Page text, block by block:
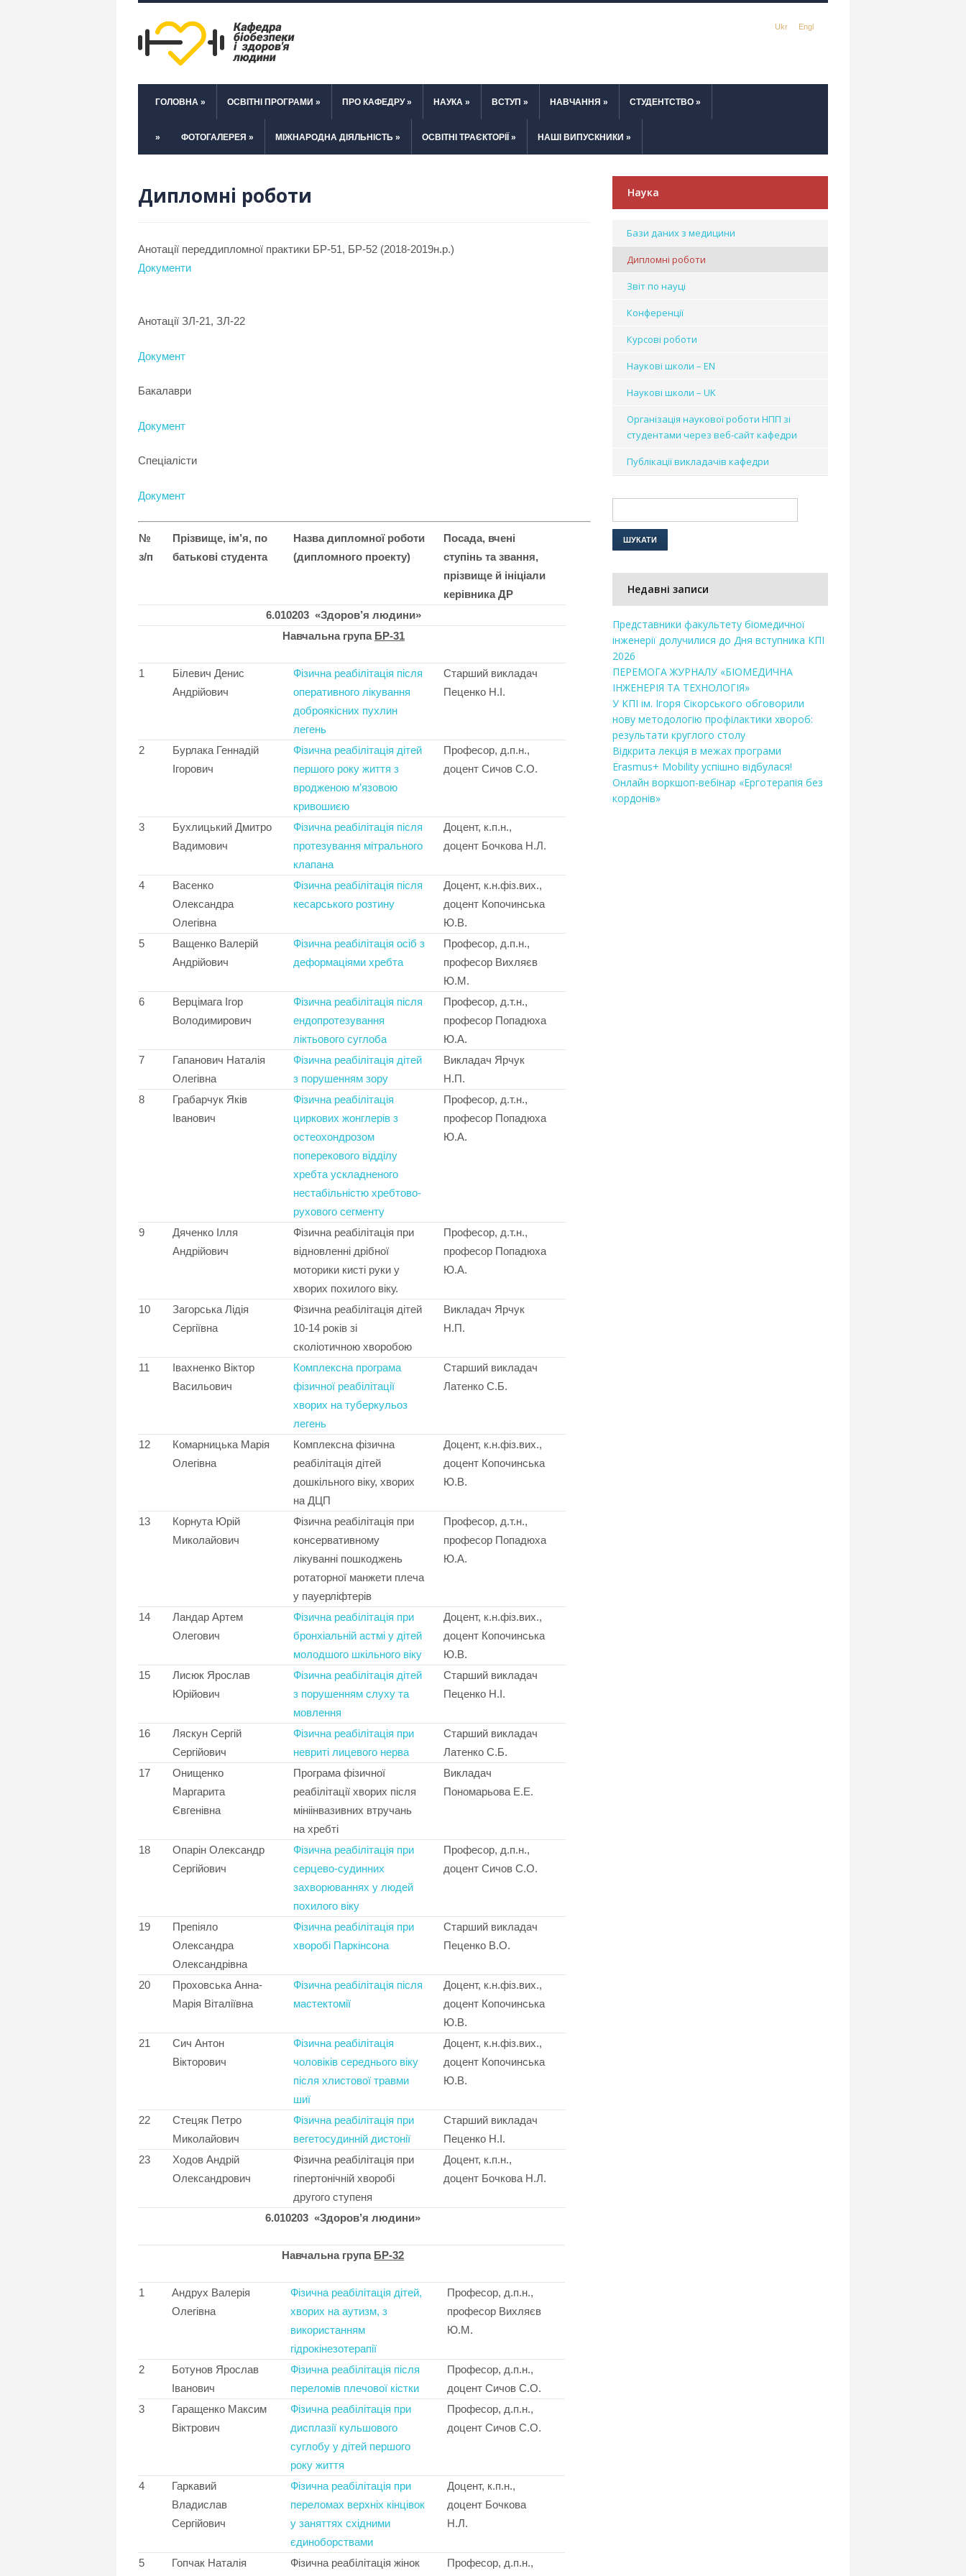
Ukr Engl
ГОЛОВНА » ОСВІТНІ ПРОГРАМИ » ПРО КАФЕДРУ» НАУКА » ВСТУП » НАВЧАННЯ » СТУДЕНТСТВО »
» ФОТОГАЛЕРЕЯ » МІЖНАРОДНА ДІЯЛЬНІСТЬ » ОСВІТНІ ТРАЄКТОРІЇ » НАШІ ВИПУСКНИКИ »
Дипломні роботи
Анотації переддипломної практики БР-51, БР-52 (2018-2019н.р.)
Документи
Анотації ЗЛ-21, ЗЛ-22
Документ
Бакалаври
Документ
Спеціалісти
Документ
№
з/п
Прізвище, ім’я, по
батькові студента
Назва дипломної роботи
(дипломного проекту)
Посада, вчені
ступінь та звання,
прізвище й ініціали
керівника ДР
6.010203 «Здоров’я людини»
Навчальна група БР-31
1
Білевич Денис
Андрійович
Фізична реабілітація після
оперативного лікування
доброякісних пухлин
легень
Старший викладач
Пеценко Н.І.
2
Бурлака Геннадій
Ігорович
Фізична реабілітація дітей
першого року життя з
вродженою м’язовою
кривошиєю
Професор, д.п.н.,
доцент Сичов С.О.
3
Бухлицький Дмитро
Вадимович
Фізична реабілітація після
протезування мітрального
клапана
Доцент, к.п.н.,
доцент Бочкова Н.Л.
4
Васенко
Олександра
Олегівна
Фізична реабілітація після
кесарського розтину
Доцент, к.н.фіз.вих.,
доцент Копочинська
Ю.В.
5
Ващенко Валерій
Андрійович
Фізична реабілітація осіб з
деформаціями хребта
Професор, д.п.н.,
професор Вихляєв
Ю.М.
6
Верцімага Ігор
Володимирович
Фізична реабілітація після
ендопро­тезу­ван­ня
ліктьового суглоба
Професор, д.т.н.,
професор Попадюха
Ю.А.
7
Гапанович Наталія
Олегівна
Фізична реабілітація дітей
з порушенням зору
Викладач Ярчук
Н.П.
8
Грабарчук Яків
Іванович
Фізична реабілітація
циркових жонглерів з
остеохон­дрозом
попереко­вого відділу
хребта ускладненого
нестабільністю хребтово-
рухового сегменту
Професор, д.т.н.,
професор Попадюха
Ю.А.
9
Дяченко Ілля
Андрійович
Фізична реабілітація при
відновленні дрібної
моторики кисті руки у
хворих похилого віку.
Професор, д.т.н.,
професор Попадюха
Ю.А.
10
Загорська Лідія
Сергіївна
Фізична реабілітація дітей
10-14 років зі
сколіотичною хворобою
Викладач Ярчук
Н.П.
11
Івахненко Віктор
Васильович
Комплексна програма
фізичної реабілітації
хворих на туберкульоз
легень
Старший викладач
Латенко С.Б.
12
Комарницька Марія
Олегівна
Комплексна фізична
реабілітація дітей
дошкільного віку, хворих
на ДЦП
Доцент, к.н.фіз.вих.,
доцент Копочинська
Ю.В.
13
Корнута Юрій
Миколайович
Фізична реабілітація при
консерватив­ному
лікуванні пошкоджень
ротаторної манжети плеча
у пауерліфтерів
Професор, д.т.н.,
професор Попадюха
Ю.А.
14
Ландар Артем
Олегович
Фізична реабілітація при
бронхіальній астмі у дітей
молодшого шкільного віку
Доцент, к.н.фіз.вих.,
доцент Копочинська
Ю.В.
15
Лисюк Ярослав
Юрійович
Фізична реабілітація дітей
з порушенням слуху та
мовлення
Старший викладач
Пеценко Н.І.
16
Ляскун Сергій
Сергійович
Фізична реабілітація при
невриті лицевого нерва
Старший викладач
Латенко С.Б.
17
Онищенко
Маргарита
Євгенівна
Програма фізичної
реабілітації хворих після
мініінвазивних втручань
на хребті
Викладач
Пономарьова Е.Е.
18
Опарін Олександр
Сергійович
Фізична реабілітація при
серцево-судинних
захворюваннях у людей
похилого віку
Професор, д.п.н.,
доцент Сичов С.О.
19
Препіяло
Олександра
Олександрівна
Фізична реабілітація при
хворобі Паркінсона
Старший викладач
Пеценко В.О.
20
Проховська Анна-
Марія Віталіївна
Фізична реабілітація після
мастектомії
Доцент, к.н.фіз.вих.,
доцент Копочинська
Ю.В.
21
Сич Антон
Вікторович
Фізична реабілітація
чоловіків середнього віку
після хлистової травми
шиї
Доцент, к.н.фіз.вих.,
доцент Копочинська
Ю.В.
22
Стецяк Петро
Миколайович
Фізична реабілітація при
вегетосудинній дистонії
Старший викладач
Пеценко Н.І.
23
Ходов Андрій
Олександрович
Фізична реабілітація при
гіпертонічній хворобі
другого ступеня
Доцент, к.п.н.,
доцент Бочкова Н.Л.
6.010203 «Здоров’я людини»
Навчальна група БР-32
1
Андрух Валерія
Олегівна
Фізична реабілітація дітей,
хворих на аутизм, з
використанням
гідрокінезотерапії
Професор, д.п.н.,
професор Вихляєв
Ю.М.
2
Ботунов Ярослав
Іванович
Фізична реабілітація після
переломів плечової кістки
Професор, д.п.н.,
доцент Сичов С.О.
3
Гаращенко Максим
Віктрович
Фізична реабілітація при
дисплазії кульшового
суглобу у дітей першого
року життя
Професор, д.п.н.,
доцент Сичов С.О.
4
Гаркавий
Владислав
Сергійович
Фізична реабілітація при
переломах верхніх кінцівок
у заняттях східними
єдиноборствами
Доцент, к.п.н.,
доцент Бочкова
Н.Л.
5
Гопчак Наталія
Фізична реабілітація жінок
Професор, д.п.н.,
Наука
Бази даних з медицини
Дипломні роботи
Звіт по науці
Конференції
Курсові роботи
Наукові школи – EN
Наукові школи – UK
Організація наукової роботи НПП зі
студентами через веб-сайт кафедри
Публікації викладачів кафедри
Недавні записи
Представники факультету біомедичної
інженерії долучилися до Дня вступника КПІ
2026
ПЕРЕМОГА ЖУРНАЛУ «БІОМЕДИЧНА
ІНЖЕНЕРІЯ ТА ТЕХНОЛОГІЯ»
У КПІ ім. Ігоря Сікорського обговорили
нову методологію профілактики хвороб:
результати круглого столу
Відкрита лекція в межах програми
Erasmus+ Mobility успішно відбулася!
Онлайн воркшоп-вебінар «Ерготерапія без
кордонів»